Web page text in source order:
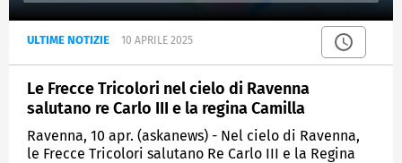
ULTIME NOTIZIE 10 APRILE 2025
Le Frecce Tricolori nel cielo di Ravenna
salutano re Carlo III e la regina Camilla
Ravenna, 10 apr. (askanews) - Nel cielo di Ravenna,
le Frecce Tricolori salutano Re Carlo III e la Regina